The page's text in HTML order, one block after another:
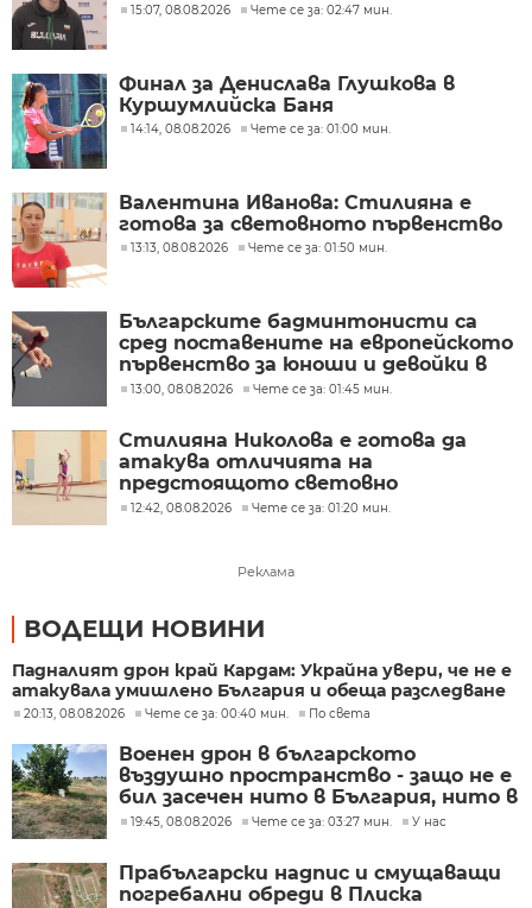
15:07, 08.08.2026 Чете се за: 02:47 мин.
Финал за Денислава Глушкова в
Куршумлийска Баня
14:14, 08.08.2026 Чете се за: 01:00 мин.
Валентина Иванова: Стилияна е
готова за световното първенство
13:13, 08.08.2026 Чете се за: 01:50 мин.
Българските бадминтонисти са
сред поставените на европейското
първенство за юноши и девойки в
Унгария
13:00, 08.08.2026 Чете се за: 01:45 мин.
Стилияна Николова е готова да
атакува отличията на
предстоящото световно
първенство по художествена
12:42, 08.08.2026 Чете се за: 01:20 мин.
Реклама
ВОДЕЩИ НОВИНИ
Падналият дрон край Кардам: Украйна увери, че не е
атакувала умишлено България и обеща разследване
20:13, 08.08.2026 Чете се за: 00:40 мин. По света
Военен дрон в българското
въздушно пространство - защо не е
бил засечен нито в България, нито в
Румъния?
19:45, 08.08.2026 Чете се за: 03:27 мин. У нас
Прабългарски надпис и смущаващи
погребални обреди в Плиска